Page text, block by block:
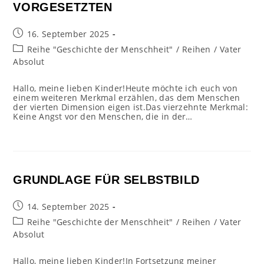
VORGESETZTEN
Beitrag
veröffentlicht:
16. September 2025
Beitrags-
Kategorie:
Reihe "Geschichte der Menschheit" / Reihen / Vater
Absolut
Hallo, meine lieben Kinder!Heute möchte ich euch von
einem weiteren Merkmal erzählen, das dem Menschen
der vierten Dimension eigen ist.Das vierzehnte Merkmal:
Keine Angst vor den Menschen, die in der…
GRUNDLAGE FÜR SELBSTBILD
Beitrag
veröffentlicht:
14. September 2025
Beitrags-
Kategorie:
Reihe "Geschichte der Menschheit" / Reihen / Vater
Absolut
Hallo, meine lieben Kinder!In Fortsetzung meiner